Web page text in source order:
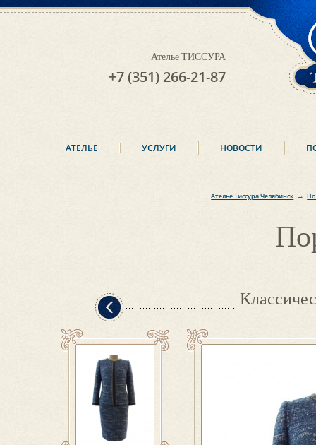
Ателье Тиссура Челябинск →
Ателье ТИССУРА
+7 (351) 266-21-87
АТЕЛЬЕ УСЛУГИ НОВОСТИ